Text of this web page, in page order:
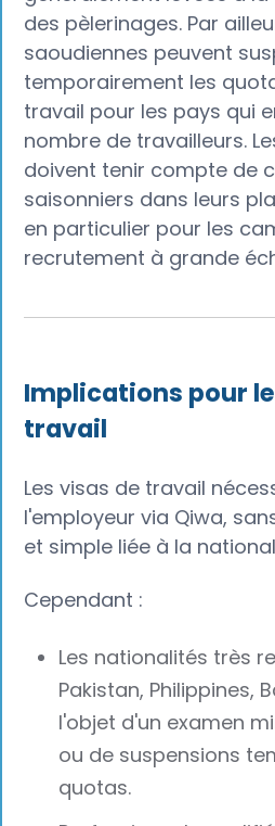
des pèlerinages. Par
saoudiennes peuvent
temporairement les
travail pour les pays qui
nombre de travailleurs.
doivent tenir compte de
saisonniers dans leurs
en particulier pour les
recrutement à grande
Implications pour
travail
Les visas de travail
l'employeur via Qiwa,
et simple liée à la
Cependant :
Les nationalités très
Pakistan, Philippines,
l'objet d'un examen
ou de suspensions
quotas.